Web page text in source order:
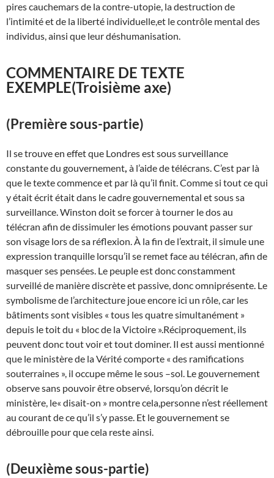
pires cauchemars de la contre-utopie, la destruction de
l’intimité et de la liberté individuelle,et le contrôle mental des
individus, ainsi que leur déshumanisation.
COMMENTAIRE DE TEXTE
EXEMPLE(Troisième axe)
(Première sous-partie)
Il se trouve en effet que Londres est sous surveillance
constante du gouvernement, à l’aide de télécrans. C’est par là
que le texte commence et par là qu’il finit. Comme si tout ce qui
y était écrit était dans le cadre gouvernemental et sous sa
surveillance. Winston doit se forcer à tourner le dos au
télécran afin de dissimuler les émotions pouvant passer sur
son visage lors de sa réflexion. À la fin de l’extrait, il simule une
expression tranquille lorsqu’il se remet face au télécran, afin de
masquer ses pensées. Le peuple est donc constamment
surveillé de manière discrète et passive, donc omniprésente. Le
symbolisme de l’architecture joue encore ici un rôle, car les
bâtiments sont visibles « tous les quatre simultanément »
depuis le toit du « bloc de la Victoire ».Réciproquement, ils
peuvent donc tout voir et tout dominer. Il est aussi mentionné
que le ministère de la Vérité comporte « des ramifications
souterraines », il occupe même le sous –sol. Le gouvernement
observe sans pouvoir être observé, lorsqu’on décrit le
ministère, le« disait-on » montre cela,personne n’est réellement
au courant de ce qu’il s’y passe. Et le gouvernement se
débrouille pour que cela reste ainsi.
(Deuxième sous-partie)